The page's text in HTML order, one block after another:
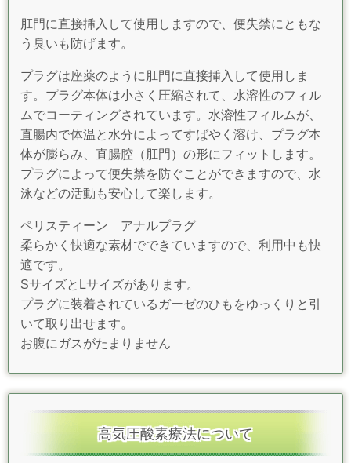
肛門に直接挿入して使用しますので、便失禁にともな
う臭いも防げます。
プラグは座薬のように肛門に直接挿入して使用しま
す。プラグ本体は小さく圧縮されて、水溶性のフィル
ムでコーティングされています。水溶性フィルムが、
直腸内で体温と水分によってすばやく溶け、プラグ本
体が膨らみ、直腸腔（肛門）の形にフィットします。
プラグによって便失禁を防ぐことができますので、水
泳などの活動も安心して楽します。
ペリスティーン アナルプラグ
柔らかく快適な素材でできていますので、利用中も快
適です。
SサイズとLサイズがあります。
プラグに装着されているガーゼのひもをゆっくりと引
いて取り出せます。
お腹にガスがたまりません
高気圧酸素療法について